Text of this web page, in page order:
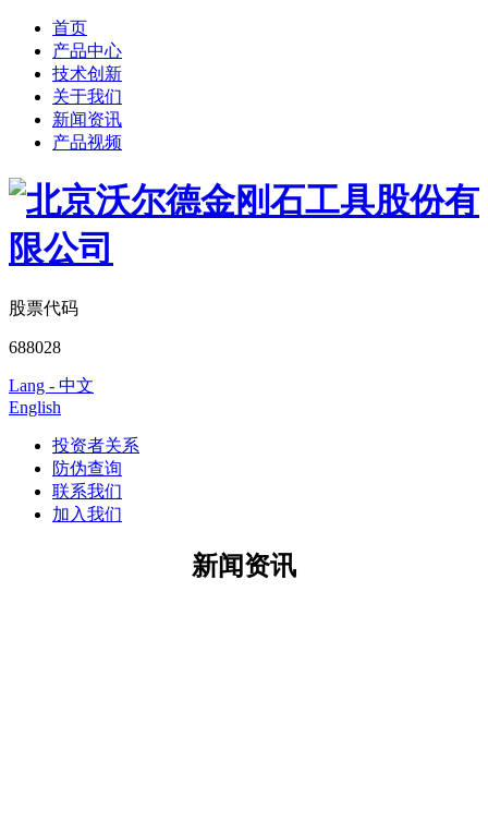
首页
产品中心
技术创新
关于我们
新闻资讯
产品视频
股票代码
688028
Lang - 中文
English
投资者关系
防伪查询
联系我们
加入我们
新闻资讯